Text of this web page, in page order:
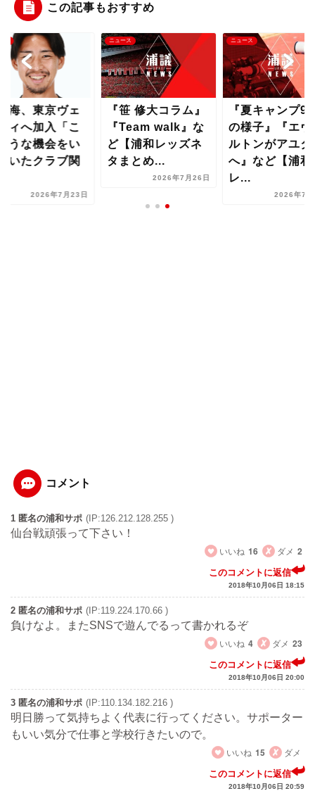
この記事もおすすめ
海、東京ヴェ
ィへ加入「こ
うな機会をい
いたクラブ関
2026年7月23日
ニュース
『笹 修大コラム』
『Team walk』な
ど【浦和レッズネ
タまとめ...
2026年7月26日
ニュース
『夏キャンプ9
の様子』『エヴ
ルトンがアユタ
へ』など【浦和
レ...
2026年7
コメント
1 匿名の浦和サポ (IP:126.212.128.255 )
仙台戦頑張って下さい！
いいね 16 ダメ 2
このコメントに返信
2018年10月06日 18:15
2 匿名の浦和サポ (IP:119.224.170.66 )
負けなよ。またSNSで遊んでるって書かれるぞ
いいね 4 ダメ 23
このコメントに返信
2018年10月06日 20:00
3 匿名の浦和サポ (IP:110.134.182.216 )
明日勝って気持ちよく代表に行ってください。サポーター
もいい気分で仕事と学校行きたいので。
いいね 15 ダメ
このコメントに返信
2018年10月06日 20:59